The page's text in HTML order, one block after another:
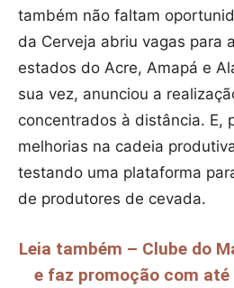
também não faltam
da Cerveja abriu vagas para
estados do Acre, Amapá e
sua vez, anunciou a
concentrados à distância. E,
melhorias na cadeia
testando uma plataforma
de produtores de cevada.
Leia também – Clube do
e faz promoção com até